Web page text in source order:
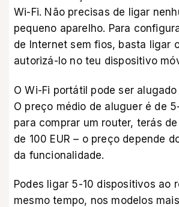
Wi-Fi. Não precisas de ligar
pequeno aparelho. Para
de Internet sem fios, basta ligar
autorizá-lo no teu dispositivo
O Wi-Fi portátil pode ser
O preço médio de aluguer é de
para comprar um router, terás
de 100 EUR – o preço depende
da funcionalidade.
Podes ligar 5-10 dispositivos ao
mesmo tempo, nos modelos